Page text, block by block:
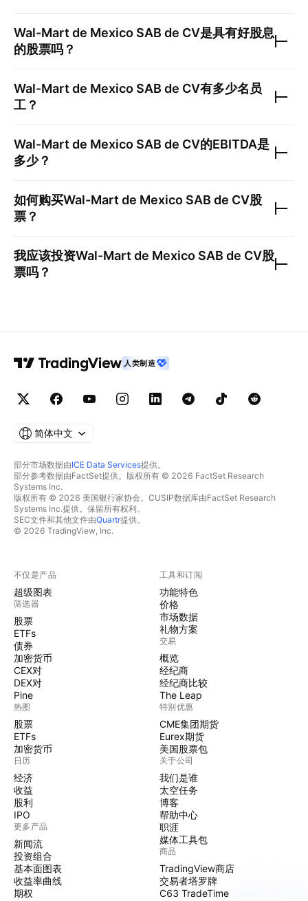
Wal-Mart de Mexico SAB de CV是具有好股息
的股票吗？
Wal-Mart de Mexico SAB de CV有多少名员
工？
Wal-Mart de Mexico SAB de CV的EBITDA是
多少？
如何购买Wal-Mart de Mexico SAB de CV股
票？
我应该投资Wal-Mart de Mexico SAB de CV股
票吗？
人类制造
简体中文
部分市场数据由ICE Data Services提供。
部分参考数据由FactSet提供。版权所有 © 2026 FactSet Research
Systems Inc.
版权所有 © 2026 美国银行家协会。CUSIP数据库由FactSet Research
Systems Inc.提供。保留所有权利。
SEC文件和其他文件由Quartr提供。
© 2026 TradingView, Inc.
不仅是产品
超级图表
筛选器
股票
ETFs
债券
加密货币
CEX对
DEX对
Pine
热图
股票
ETFs
加密货币
日历
经济
收益
股利
IPO
更多产品
新闻流
投资组合
基本面图表
收益率曲线
期权
工具和订阅
功能特色
价格
市场数据
礼物方案
交易
概览
经纪商
经纪商比较
The Leap
特别优惠
CME集团期货
Eurex期货
美国股票包
关于公司
我们是谁
太空任务
博客
帮助中心
职涯
媒体工具包
商品
TradingView商店
交易者塔罗牌
C63 TradeTime